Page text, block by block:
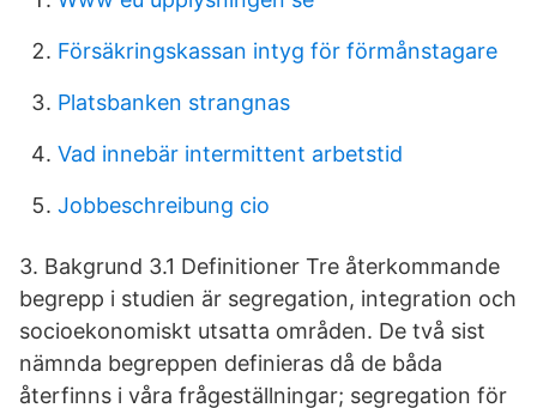
Försäkringskassan intyg för förmånstagare
Platsbanken strangnas
Vad innebär intermittent arbetstid
Jobbeschreibung cio
3. Bakgrund 3.1 Definitioner Tre återkommande
begrepp i studien är segregation, integration och
socioekonomiskt utsatta områden. De två sist
nämnda begreppen definieras då de båda
återfinns i våra frågeställningar; segregation för